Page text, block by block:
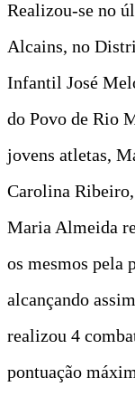
Realizou-se no
Alcains, no
Infantil José
do Povo de Rio
jovens atletas,
Carolina
Maria Almeida
os mesmos pela
alcançando
realizou 4
pontuação